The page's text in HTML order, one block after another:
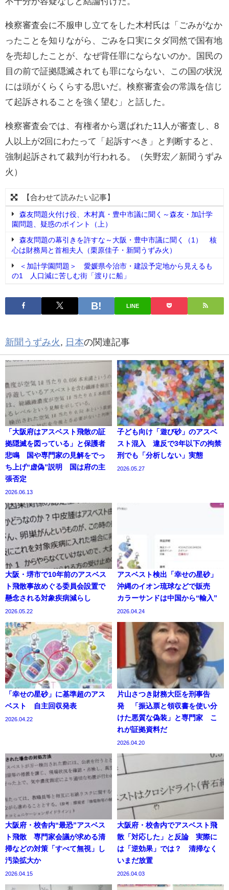
検察審査会に不服申し立てをした木村氏は「ごみがなか
ったことを知りながら、ごみを口実にタダ同然で国有地
を売却したことが、なぜ背任罪にならないのか。国民の
目の前で証拠隠滅されても罪にならない、この国の状況
には頭がくらくらする思いだ。検察審査会の常識を信じ
て起訴されることを強く望む」と話した。
検察審査会では、有権者から選ばれた11人が審査し、8
人以上が2回にわたって「起訴すべき」と判断すると、
強制起訴されて裁判が行われる。（矢野宏／新聞うずみ
火）
【合わせて読みたい記事】
森友問題火付け役、木村真・豊中市議に聞く～森友・加計学
園問題、疑惑のポイント（上）
森友問題の幕引きを許すな～大阪・豊中市議に聞く（1） 核
心は財務局と首相夫人（栗原佳子・新聞うずみ火）
＜加計学園問題＞ 愛媛県今治市・建設予定地から見えるも
の1 人口減に苦しむ街「渡りに船」
LINE
新聞うずみ火 , 日本の関連記事
「大阪府はアスベスト飛散の証
拠隠滅を図っている」と保護者
悲鳴 国や専門家の見解をでっ
ち上げ“虚偽”説明 国は府の主
張否定
2026.06.13
子ども向け「遊び砂」のアスベ
スト混入 違反で3年以下の拘禁
刑でも「分析しない」実態
2026.05.27
大阪・堺市で10年前のアスベス
ト飛散事故めぐる委員会設置で
懸念される対象疾病減らし
2026.05.22
アスベスト検出「幸せの星砂」
沖縄のイオン琉球などで販売
カラーサンドは中国から“輸入”
2026.04.24
「幸せの星砂」に基準超のアス
ベスト 自主回収発表
2026.04.22
片山さつき財務大臣を刑事告
発 「振込票と領収書を使い分
けた悪質な偽装」と専門家 こ
れが証拠資料だ
2026.04.20
大阪府・校舎内“最恐”アスベス
ト飛散 専門家会議が求める清
掃などの対策「すべて無視」し
汚染拡大か
2026.04.15
大阪府・校舎内でアスベスト飛
散「対応した」と反論 実際に
は「逆効果」では？ 清掃なく
いまだ放置
2026.04.03